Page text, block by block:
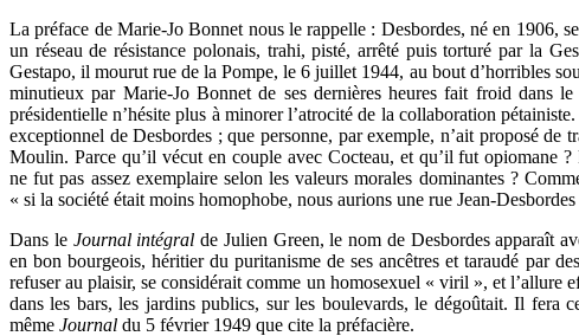
La préface de Marie-Jo Bonnet nous le rappelle : Desbordes, né en 1906,
un réseau de résistance polonais, trahi, pisté, arrêté puis torturé par la
Gestapo, il mourut rue de la Pompe, le 6 juillet 1944, au bout d’horribles
minutieux par Marie-Jo Bonnet de ses dernières heures fait froid dans
présidentielle n’hésite plus à minorer l’atrocité de la collaboration
exceptionnel de Desbordes ; que personne, par exemple, n’ait proposé de
Moulin. Parce qu’il vécut en couple avec Cocteau, et qu’il fut opiomane ?
ne fut pas assez exemplaire selon les valeurs morales dominantes ?
« si la société était moins homophobe, nous aurions une rue Jean-
Dans le Journal intégral de Julien Green, le nom de Desbordes apparaît
en bon bourgeois, héritier du puritanisme de ses ancêtres et taraudé par
refuser au plaisir, se considérait comme un homosexuel « viril », et l’allure
dans les bars, les jardins publics, sur les boulevards, le dégoûtait. Il fera
même Journal du 5 février 1949 que cite la préfacière.